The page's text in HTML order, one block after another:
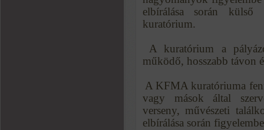
elbírálása során
kuratórium.
 A kuratórium a
működő, hosszabb távon
 A KFMA kuratóriuma
vagy mások által
verseny, művészeti
elbírálása során